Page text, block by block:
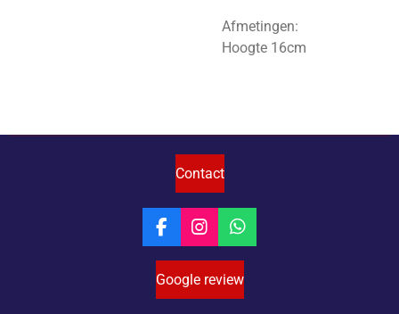
Afmetingen:
Hoogte 16cm
Contact
F
a
e
b
I
n
t
a
W
h
t
s
Google review